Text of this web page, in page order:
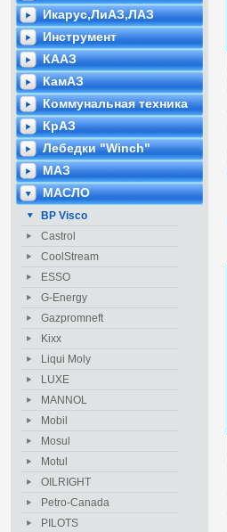
Икарус,ЛиАЗ,ЛАЗ
Инструмент
КААЗ
КамАЗ
Коммунальная техника
КрАЗ
Лебедки "Winch"
МАЗ
МАСЛО
BP Visco
Castrol
CoolStream
ESSO
G-Energy
Gazpromneft
Kixx
Liqui Moly
LUXE
MANNOL
Mobil
Mosul
Motul
OILRIGHT
Petro-Canada
PILOTS